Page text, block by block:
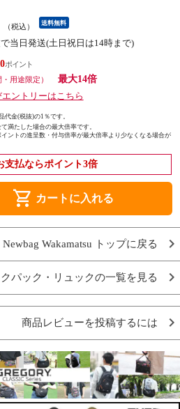
（税込） 送料無料
当日発送(土日祝日は14時まで)
・用途限定）
最大14倍
ントリーはこちら
金(税抜)の1％です。
満たした場合の最大倍率です。
ントの進呈数・付与倍率が最大倍率より少なくなる場合が
支払ならポイント3倍
shopping_cart カートに入れる
Newbag Wakamatsu トップに戻る
パック・リュックの一覧を見る
商品レビューを投稿するには